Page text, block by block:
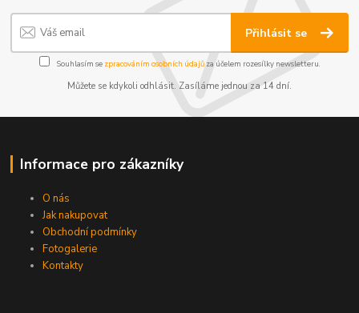
Přihlásit se
Souhlasím se zpracováním osobních údajůza účelem rozesílky newsletteru.
Můžete se kdykoli odhlásit. Zasíláme jednou za 14 dní.
Informace pro zákazníky
O nás
Jak nakupovat
Obchodní podmínky
Fotogalerie
Kontakty